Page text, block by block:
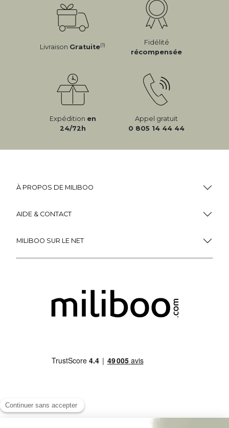
Livraison Gratuite(1)
Fidélité
récompensée
Expédition en
24/72h
Appel gratuit
0 805 14 44 44
À PROPOS DE MILIBOO
AIDE & CONTACT
MILIBOO SUR LE NET